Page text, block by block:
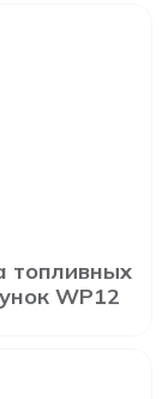
топливных
WP12